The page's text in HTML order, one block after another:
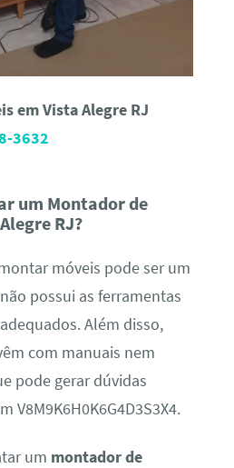
em Vista Alegre RJ
3632
um Montador de
RJ?
móveis pode ser um
possui as ferramentas
Além disso,
com manuais nem
pode gerar dúvidas
V8M9K6H0K6G4D3S3X4.
um montador de